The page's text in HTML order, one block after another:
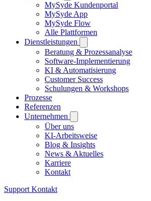
MySyde Kundenportal
MySyde App
MySyde Flow
Alle Plattformen
Dienstleistungen
Beratung & Prozessanalyse
Software-Implementierung
KI & Automatisierung
Customer Success
Schulungen & Workshops
Prozesse
Referenzen
Unternehmen
Über uns
KI-Arbeitsweise
Blog & Insights
News & Aktuelles
Karriere
Kontakt
Support Kontakt